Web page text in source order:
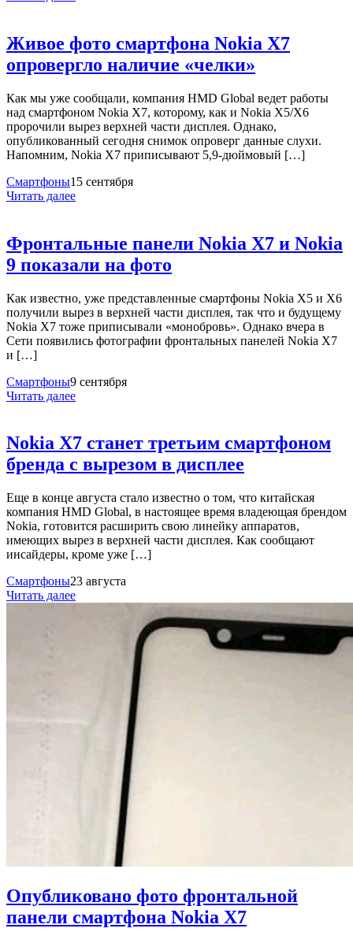
Живое фото смартфона Nokia X7
опровергло наличие «челки»
Как мы уже сообщали, компания HMD Global ведет работы
над смартфоном Nokia X7, которому, как и Nokia X5/Х6
пророчили вырез верхней части дисплея. Однако,
опубликованный сегодня снимок опроверг данные слухи.
Напомним, Nokia X7 приписывают 5,9-дюймовый […]
Смартфоны15 сентября
Читать далее
Фронтальные панели Nokia X7 и Nokia
9 показали на фото
Как известно, уже представленные смартфоны Nokia X5 и X6
получили вырез в верхней части дисплея, так что и будущему
Nokia X7 тоже приписывали «монобровь». Однако вчера в
Сети появились фотографии фронтальных панелей Nokia X7
и […]
Смартфоны9 сентября
Читать далее
Nokia X7 станет третьим смартфоном
бренда с вырезом в дисплее
Еще в конце августа стало известно о том, что китайская
компания HMD Global, в настоящее время владеющая брендом
Nokia, готовится расширить свою линейку аппаратов,
имеющих вырез в верхней части дисплея. Как сообщают
инсайдеры, кроме уже […]
Смартфоны23 августа
Читать далее
Опубликовано фото фронтальной
панели смартфона Nokia X7